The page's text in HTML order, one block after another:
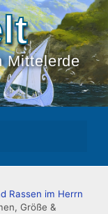
Mittelerde
Rassen im Herrn
Größe &